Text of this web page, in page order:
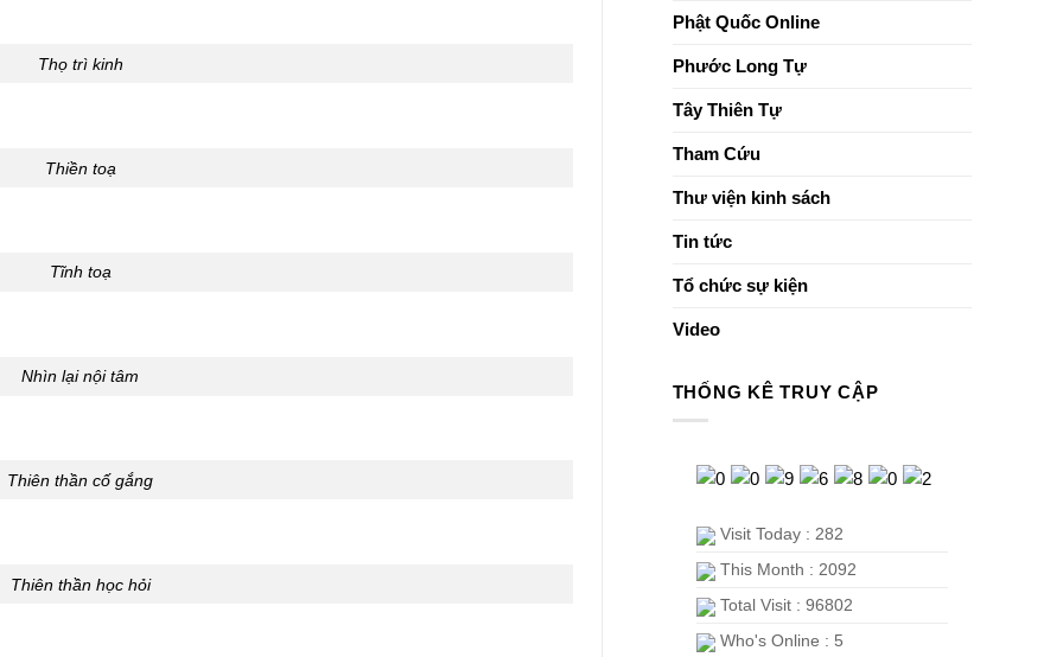
Thọ trì kinh
Thiền toạ
Tĩnh toạ
Nhìn lại nội tâm
Thiên thần cố gắng
Thiên thần học hỏi
Phật Quốc Online
Phước Long Tự
Tây Thiên Tự
Tham Cứu
Thư viện kinh sách
Tin tức
Tổ chức sự kiện
Video
THỐNG KÊ TRUY CẬP
Visit Today : 282
This Month : 2092
Total Visit : 96802
Who's Online : 5